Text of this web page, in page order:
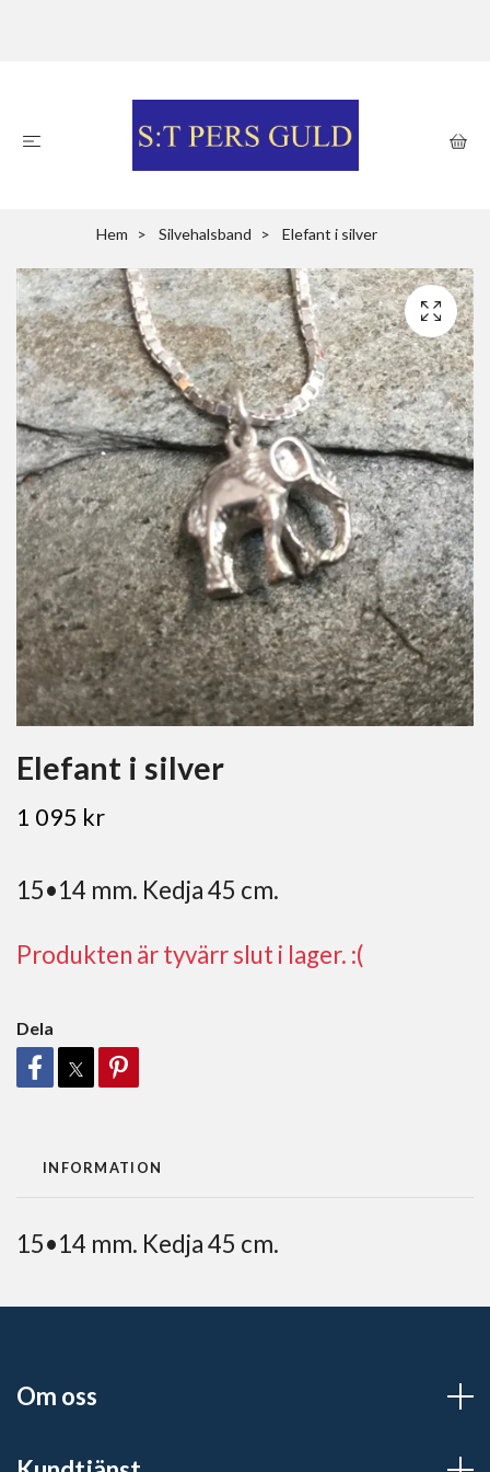
Hem Silvehalsband Elefant i silver
Elefant i silver
1 095 kr
15•14 mm. Kedja 45 cm.
Produkten är tyvärr slut i lager. :(
Dela
INFORMATION
15•14 mm. Kedja 45 cm.
Om oss